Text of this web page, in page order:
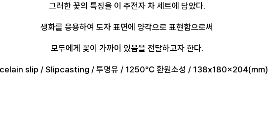
그러한 꽃의 특징을 이 주전자 차 세트에 담았다.
생화를 응용하여 도자 표면에 양각으로 표현함으로써
모두에게 꽃이 가까이 있음을 전달하고자 한다.
slip / Slipcasting / 투명유 / 1250℃ 환원소성 / 138x180x204(mm)